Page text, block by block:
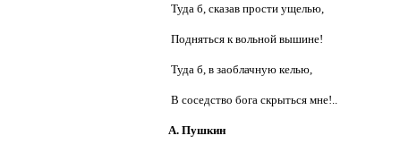
Туда б, сказав прости ущелью,
Подняться к вольной вышине!
Туда б, в заоблачную келью,
В соседство бога скрыться мне!..
А. Пушкин